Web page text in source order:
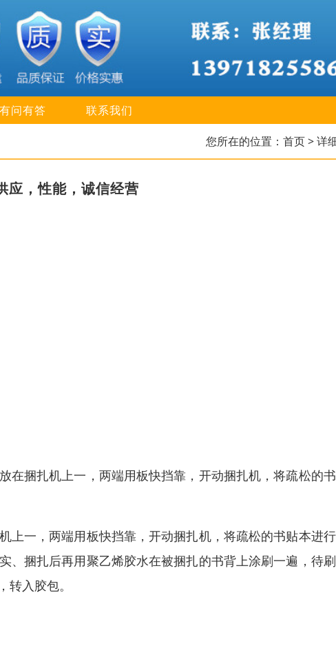
有问有答 联系我们
您所在的位置： 首页> 详
应，性能，诚信经营
在捆扎机上一，两端用板快挡靠，开动捆扎机，将疏松的
上一，两端用板快挡靠，开动捆扎机，将疏松的书贴本进
、捆扎后再用聚乙烯胶水在被捆扎的书背上涂刷一遍，待
入胶包。